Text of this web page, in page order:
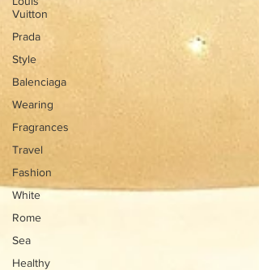
Vuitton
Prada
Style
Balenciaga
Wearing
Fragrances
Travel
Fashion
White
Rome
Sea
Healthy